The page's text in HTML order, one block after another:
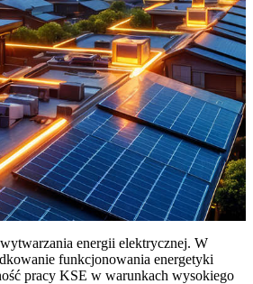
energii elektrycznej. W
funkcjonowania energetyki
pracy KSE w warunkach wysokiego